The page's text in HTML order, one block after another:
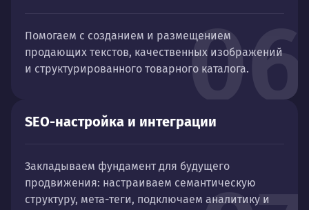
06
Помогаем с созданием и размещением
продающих текстов, качественных изображений
и структурированного товарного каталога.
SEO-настройка и интеграции
Закладываем фундамент для будущего
продвижения: настраиваем семантическую
структуру, мета-теги, подключаем аналитику и